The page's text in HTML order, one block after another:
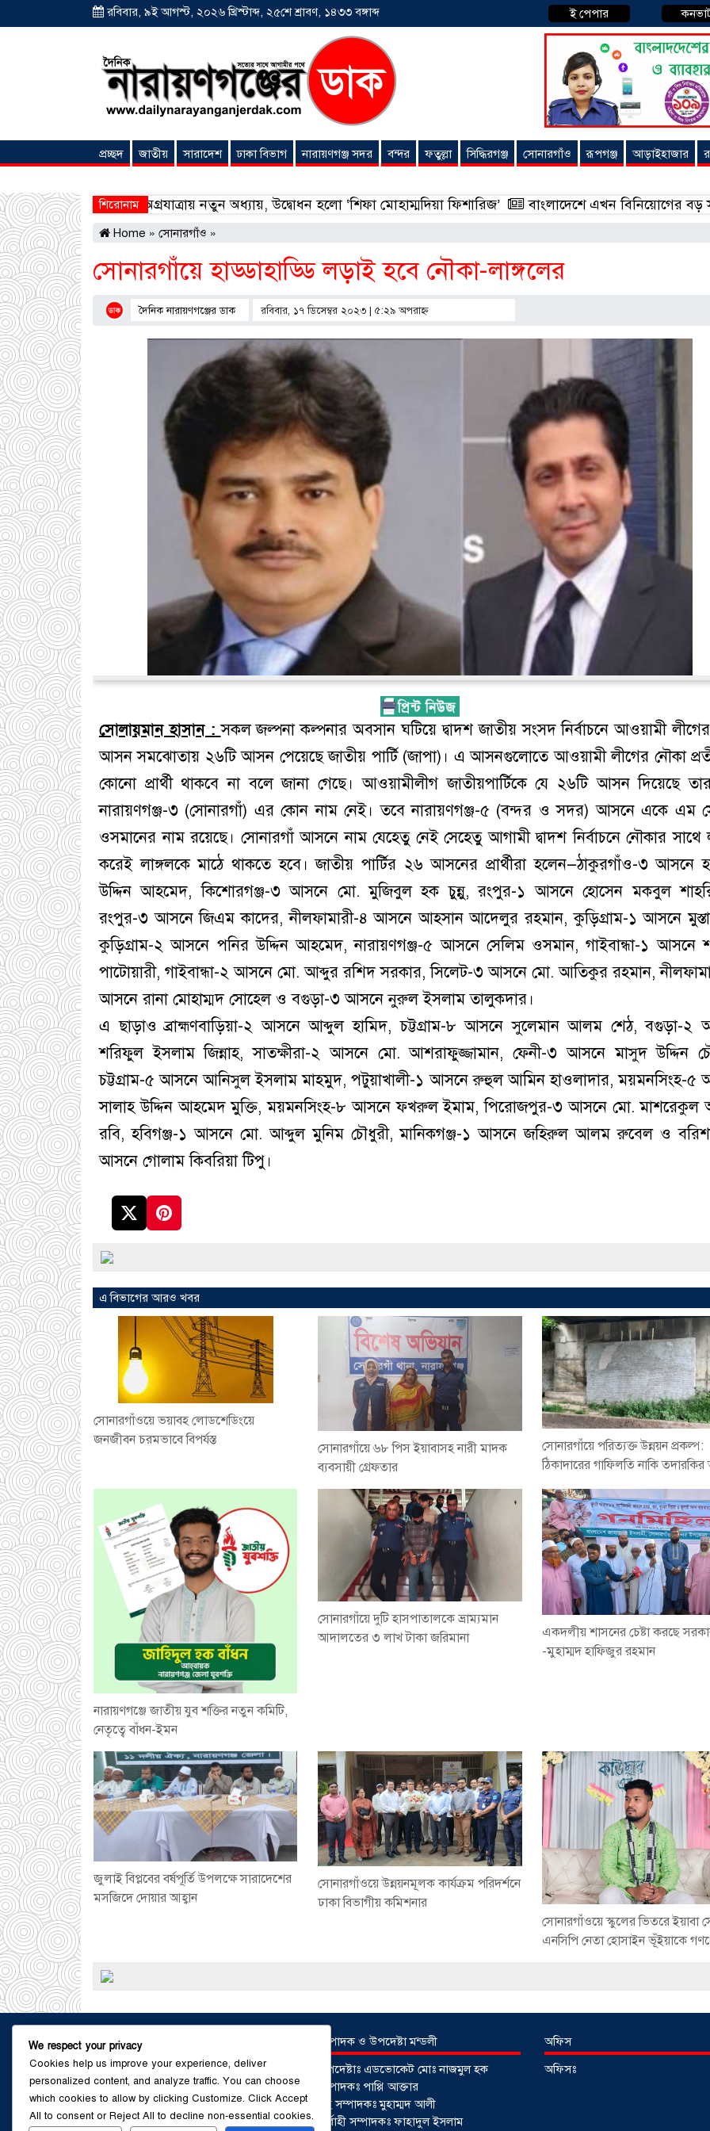
রবিবার, ৯ই আগস্ট, ২০২৬ খ্রিস্টাব্দ, ২৫শে শ্রাবণ, ১৪৩৩ বঙ্গাব্দ ই পেপার
প্রচ্ছদ জাতীয় সারাদেশ ঢাকা বিভাগ নারায়ণগঞ্জ সদর বন্দর ফতুল্লা সিদ্ধিরগঞ্জ সোনারগাঁও রূপগঞ্জ আড়াইহাজার
শিরোনাম
ব্যবসায়িক অগ্রযাত্রায় নতুন অধ্যায়, উদ্বোধন হলো ‘শিফা মোহাম্মদিয়া ফিশারিজ’ বাংলাদেশে এখন বিনিয়োগের বড় সম্ভাবনা,
Home » সোনারগাঁও »
সোনারগাঁয়ে হাড্ডাহাড্ডি লড়াই হবে নৌকা-লাঙ্গলের
দৈনিক নারায়ণগঞ্জের ডাক রবিবার, ১৭ ডিসেম্বর ২০২৩ | ৫:২৯ অপরাহ্ণ
সোলায়মান হাসান : সকল জল্পনা কল্পনার অবসান ঘটিয়ে দ্বাদশ জাতীয় সংসদ নির্বাচনে আওয়ামী লীগের
আসন সমঝোতায় ২৬টি আসন পেয়েছে জাতীয় পার্টি (জাপা)। এ আসনগুলোতে আওয়ামী লীগের নৌকা
কোনো প্রার্থী থাকবে না বলে জানা গেছে। আওয়ামীলীগ জাতীয়পার্টিকে যে ২৬টি আসন দিয়েছে
নারায়ণগঞ্জ-৩ (সোনারগাঁ) এর কোন নাম নেই। তবে নারায়ণগঞ্জ-৫ (বন্দর ও সদর) আসনে একে এম
ওসমানের নাম রয়েছে। সোনারগাঁ আসনে নাম যেহেতু নেই সেহেতু আগামী দ্বাদশ নির্বাচনে নৌকার সাথে
করেই লাঙ্গলকে মাঠে থাকতে হবে। জাতীয় পার্টির ২৬ আসনের প্রার্থীরা হলেন—ঠাকুরগাঁও-৩ আসনে
উদ্দিন আহমেদ, কিশোরগঞ্জ-৩ আসনে মো. মুজিবুল হক চুন্নু, রংপুর-১ আসনে হোসেন মকবুল
রংপুর-৩ আসনে জিএম কাদের, নীলফামারী-৪ আসনে আহসান আদেলুর রহমান, কুড়িগ্রাম-১ আসনে
কুড়িগ্রাম-২ আসনে পনির উদ্দিন আহমেদ, নারায়ণগঞ্জ-৫ আসনে সেলিম ওসমান, গাইবান্ধা-১ আসনে
পাটোয়ারী, গাইবান্ধা-২ আসনে মো. আব্দুর রশিদ সরকার, সিলেট-৩ আসনে মো. আতিকুর রহমান,
আসনে রানা মোহাম্মদ সোহেল ও বগুড়া-৩ আসনে নুরুল ইসলাম তালুকদার।
এ ছাড়াও ব্রাহ্মণবাড়িয়া-২ আসনে আব্দুল হামিদ, চট্টগ্রাম-৮ আসনে সুলেমান আলম শেঠ, বগুড়া-২
শরিফুল ইসলাম জিন্নাহ, সাতক্ষীরা-২ আসনে মো. আশরাফুজ্জামান, ফেনী-৩ আসনে মাসুদ উদ্দিন
চট্টগ্রাম-৫ আসনে আনিসুল ইসলাম মাহমুদ, পটুয়াখালী-১ আসনে রুহুল আমিন হাওলাদার, ময়মনসিংহ-৫
সালাহ উদ্দিন আহমেদ মুক্তি, ময়মনসিংহ-৮ আসনে ফখরুল ইমাম, পিরোজপুর-৩ আসনে মো.
রবি, হবিগঞ্জ-১ আসনে মো. আব্দুল মুনিম চৌধুরী, মানিকগঞ্জ-১ আসনে জহিরুল আলম রুবেল ও
আসনে গোলাম কিবরিয়া টিপু।
এ বিভাগের আরও খবর
সোনারগাঁওয়ে ভয়াবহ লোডশেডিংয়ে
জনজীবন চরমভাবে বিপর্যস্ত
সোনারগাঁয়ে ৬৮ পিস ইয়াবাসহ নারী মাদক
ব্যবসায়ী গ্রেফতার
সোনারগাঁয়ে পরিত্যক্ত উন্নয়ন প্রকল্প:
ঠিকাদারের গাফিলতি নাকি
নারায়ণগঞ্জে জাতীয় যুব শক্তির নতুন কমিটি,
নেতৃত্বে বাঁধন-ইমন
সোনারগাঁয়ে দুটি হাসপাতালকে ভ্রাম্যমান
আদালতের ৩ লাখ টাকা জরিমানা
একদলীয় শাসনের চেষ্টা করছে
-মুহাম্মদ হাফিজুর রহমান
জুলাই বিপ্লবের বর্ষপূর্তি উপলক্ষে সারাদেশের
মসজিদে দোয়ার আহ্বান
সোনারগাঁওয়ে উন্নয়নমূলক কার্যক্রম পরিদর্শনে
ঢাকা বিভাগীয় কমিশনার
সোনারগাঁওয়ে স্কুলের ভিতরে ইয়াবা
এনসিপি নেতা হোসাইন ভূঁইয়াকে
সম্পাদক ও উপদেষ্টা মন্ডলী
উপদেষ্টাঃ এডভোকেট মোঃ নাজমুল হক
সম্পাদকঃ পাপ্পি আক্তার
সহ সম্পাদকঃ মুহাম্মদ আলী
নির্বাহী সম্পাদকঃ ফাহাদুল ইসলাম
অফিস
অফিসঃ
We respect your privacy
Cookies help us improve your experience, deliver
personalized content, and analyze traffic. You can choose
which cookies to allow by clicking Customize. Click Accept
All to consent orReject All to decline non-essential cookies.